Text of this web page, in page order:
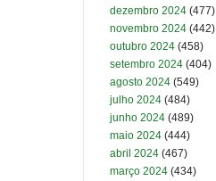
dezembro 2024 (477)
novembro 2024 (442)
outubro 2024 (458)
setembro 2024 (404)
agosto 2024 (549)
julho 2024 (484)
junho 2024 (489)
maio 2024 (444)
abril 2024 (467)
março 2024 (434)